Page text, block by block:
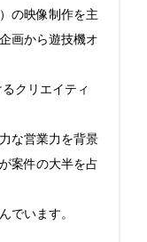
の映像制作を主
画から遊技機オ
クリエイティ
な営業力を背景
案件の大半を占
でいます。